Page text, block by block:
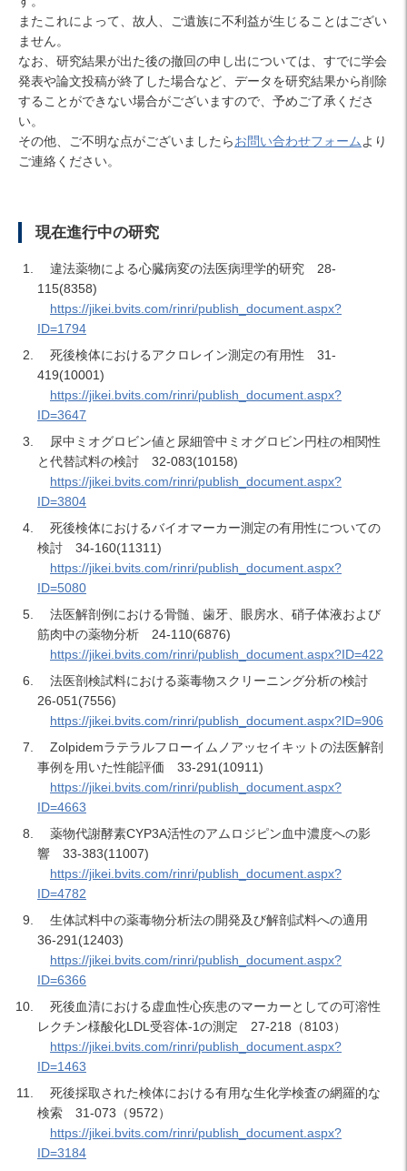
またこれによって、故人、ご遺族に不利益が生じることはござい
ません。
なお、研究結果が出た後の撤回の申し出については、すでに学会
発表や論文投稿が終了した場合など、データを研究結果から削除
することができない場合がございますので、予めご了承くださ
い。
その他、ご不明な点がございましたらお問い合わせフォーム より
ご連絡ください。
現在進行中の研究
違法薬物による心臓病変の法医病理学的研究 28-
115(8358)
https://jikei.bvits.com/rinri/publish_document.aspx?
ID=1794
死後検体におけるアクロレイン測定の有用性 31-
419(10001)
https://jikei.bvits.com/rinri/publish_document.aspx?
ID=3647
尿中ミオグロビン値と尿細管中ミオグロビン円柱の相関性
と代替試料の検討 32-083(10158)
https://jikei.bvits.com/rinri/publish_document.aspx?
ID=3804
死後検体におけるバイオマーカー測定の有用性についての
検討 34-160(11311)
https://jikei.bvits.com/rinri/publish_document.aspx?
ID=5080
法医解剖例における骨髄、歯牙、眼房水、硝子体液および
筋肉中の薬物分析 24-110(6876)
https://jikei.bvits.com/rinri/publish_document.aspx?ID=422
法医剖検試料における薬毒物スクリーニング分析の検討
26-051(7556)
https://jikei.bvits.com/rinri/publish_document.aspx?ID=906
Zolpidemラテラルフローイムノアッセイキットの法医解剖
事例を用いた性能評価 33-291(10911)
https://jikei.bvits.com/rinri/publish_document.aspx?
ID=4663
薬物代謝酵素CYP3A活性のアムロジピン血中濃度への影
響 33-383(11007)
https://jikei.bvits.com/rinri/publish_document.aspx?
ID=4782
生体試料中の薬毒物分析法の開発及び解剖試料への適用
36-291(12403)
https://jikei.bvits.com/rinri/publish_document.aspx?
ID=6366
死後血清における虚血性心疾患のマーカーとしての可溶性
レクチン様酸化LDL受容体-1の測定 27-218（8103）
https://jikei.bvits.com/rinri/publish_document.aspx?
ID=1463
死後採取された検体における有用な生化学検査の網羅的な
検索 31-073（9572）
https://jikei.bvits.com/rinri/publish_document.aspx?
ID=3184